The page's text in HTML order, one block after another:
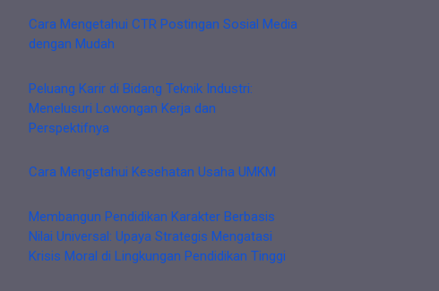
Cara Mengetahui CTR Postingan Sosial Media
dengan Mudah
Peluang Karir di Bidang Teknik Industri:
Menelusuri Lowongan Kerja dan
Perspektifnya
Cara Mengetahui Kesehatan Usaha UMKM
Membangun Pendidikan Karakter Berbasis
Nilai Universal: Upaya Strategis Mengatasi
Krisis Moral di Lingkungan Pendidikan Tinggi